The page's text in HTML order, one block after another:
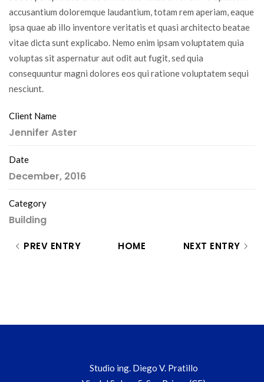
accusantium doloremque laudantium, totam rem aperiam, eaque
ipsa quae ab illo inventore veritatis et quasi architecto beatae
vitae dicta sunt explicabo. Nemo enim ipsam voluptatem quia
voluptas sit aspernatur aut odit aut fugit, sed quia
consequuntur magni dolores eos qui ratione voluptatem sequi
nesciunt.
Client Name
Jennifer Aster
Date
December, 2016
Category
Building
PREV ENTRY HOME NEXT ENTRY
Studio ing. Diego V. Pratillo